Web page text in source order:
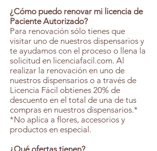
¿Cómo puedo renovar mi licencia de
Paciente Autorizado?
Para renovación sólo tienes que
visitar uno de nuestros dispensarios y
te ayudamos con el proceso o llena la
solicitud en licenciafacil.com. Al
realizar la renovación en uno de
nuestros dispensarios o a través de
Licencia Fácil obtienes 20% de
descuento en el total de una de tus
compras en nuestros dispensarios.*
*No aplica a flores, accesorios y
productos en especial.
¿Qué ofertas tienen?